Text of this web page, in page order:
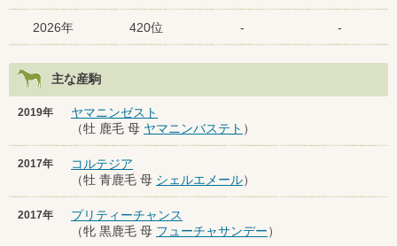
2026年 420位 - -
主な産駒
2019年
ヤマニンゼスト
（牡 鹿毛 母 ヤマニンバステト ）
2017年
コルテジア
（牡 青鹿毛 母 シェルエメール）
2017年
プリティーチャンス
（牝 黒鹿毛 母 フューチャサンデー）